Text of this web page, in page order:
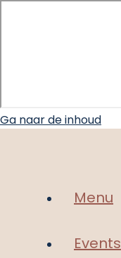
Ga naar de inhoud
Menu
Events